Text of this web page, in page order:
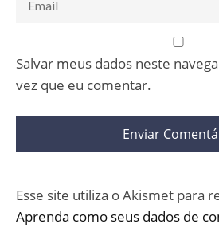
Salvar meus dados neste
vez que eu comentar.
Esse site utiliza o Akismet para
Aprenda como seus dados de